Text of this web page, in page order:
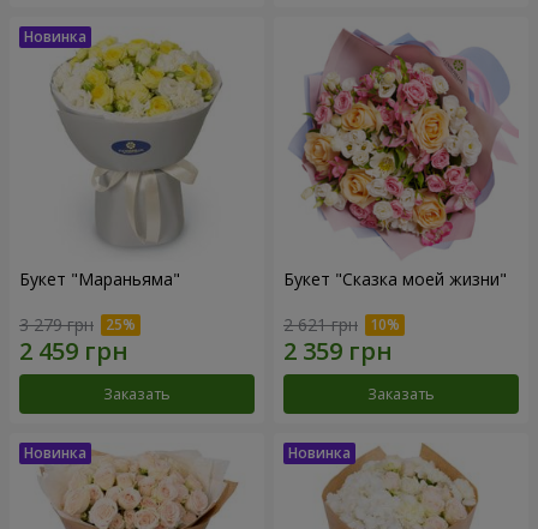
Букет "Мараньяма"
3 279 грн
Заказать
Букет "Сказка моей жизни"
2 621 грн
Заказать